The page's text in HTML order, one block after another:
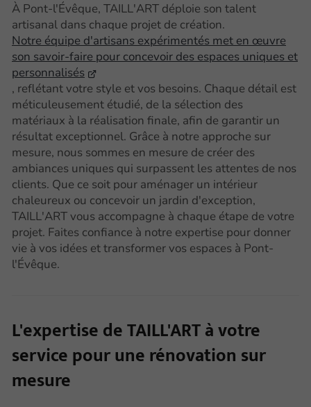
À Pont-l'Évêque, TAILL'ART déploie son talent
artisanal dans chaque projet de création.
Notre équipe d'artisans expérimentés met en œuvre
son savoir-faire pour concevoir des espaces uniques et
personnalisés
, reflétant votre style et vos besoins. Chaque détail est
méticuleusement étudié, de la sélection des
matériaux à la réalisation finale, afin de garantir un
résultat exceptionnel. Grâce à notre approche sur
mesure, nous sommes en mesure de créer des
ambiances uniques qui surpassent les attentes de nos
clients. Que ce soit pour aménager un intérieur
chaleureux ou concevoir un jardin d'exception,
TAILL'ART vous accompagne à chaque étape de votre
projet. Faites confiance à notre expertise pour donner
vie à vos idées et transformer vos espaces à Pont-
l'Évêque.
L'expertise de TAILL'ART à votre
service pour une rénovation sur
mesure